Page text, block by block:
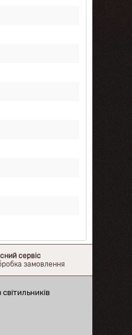
сервіс
замовлення